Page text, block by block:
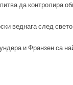
да контролира
веднага след
и Франзен са